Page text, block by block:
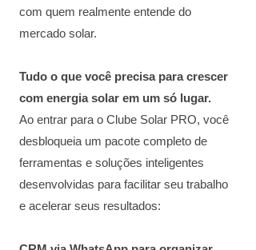
com quem realmente entende do
mercado solar.
Tudo o que você precisa para crescer
com energia solar em um só lugar.
Ao entrar para o Clube Solar PRO, você
desbloqueia um pacote completo de
ferramentas e soluções inteligentes
desenvolvidas para facilitar seu trabalho
e acelerar seus resultados: